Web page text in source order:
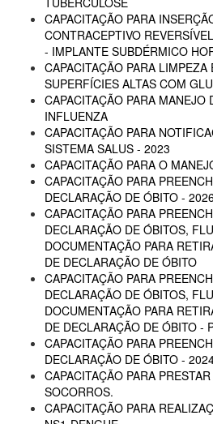
CAPACITAÇÃO PARA
CONTRACEPTIVO
- IMPLANTE SUBDÉRMICO
CAPACITAÇÃO PARA
SUPERFÍCIES ALTAS COM
CAPACITAÇÃO PARA MANEJO
INFLUENZA
CAPACITAÇÃO PARA
SISTEMA SALUS - 2023
CAPACITAÇÃO PARA O
CAPACITAÇÃO PARA
DECLARAÇÃO DE ÓBITO -
CAPACITAÇÃO PARA
DECLARAÇÃO DE ÓBITOS,
DOCUMENTAÇÃO PARA
DE DECLARAÇÃO DE ÓBITO
CAPACITAÇÃO PARA
DECLARAÇÃO DE ÓBITOS,
DOCUMENTAÇÃO PARA
DE DECLARAÇÃO DE ÓBITO -
CAPACITAÇÃO PARA
DECLARAÇÃO DE ÓBITO -
CAPACITAÇÃO PARA
SOCORROS.
CAPACITAÇÃO PARA